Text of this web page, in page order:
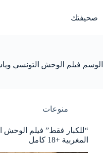
المحتوى
صحيفتك
الوسم فيلم الوحش التونسي
منوعات
“للكبار فقط” فيلم الوحش
المغربية +18 كامل